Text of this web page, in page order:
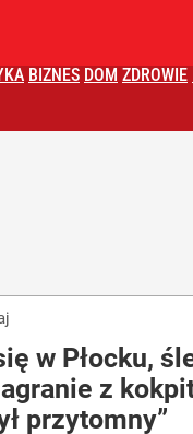
BIZNES DOM ZDROWIE
w Płocku,
z
przytomny”